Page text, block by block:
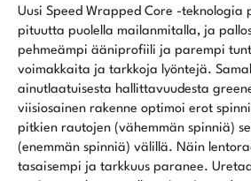
Uusi Speed Wrapped Core -teknologia
pituutta puolella mailanmitalla, ja
pehmeämpi ääniprofiili ja parempi
voimakkaita ja tarkkoja lyöntejä.
ainutlaatuisesta hallittavuudesta
viisiosainen rakenne optimoi erot
pitkien rautojen (vähemmän spinniä)
(enemmän spinniä) välillä. Näin
tasaisempi ja tarkkuus paranee.